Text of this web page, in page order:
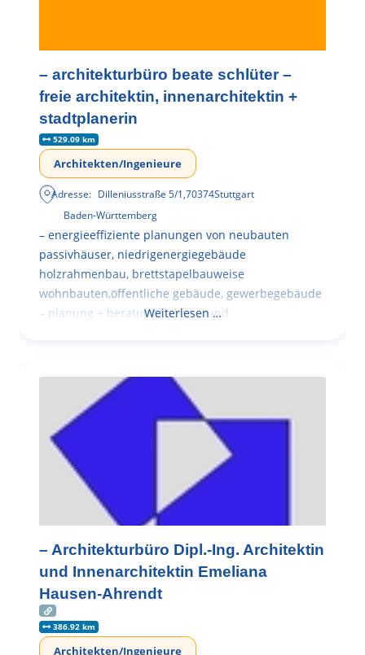
– architekturbüro beate schlüter –
freie architektin, innenarchitektin +
stadtplanerin
529.09 km
Architekten/Ingenieure
Adresse: Dilleniusstraße 5/1,70374Stuttgart
Baden-Württemberg
– energieeffiziente planungen von neubauten
passivhäuser, niedrigenergiegebäude
holzrahmenbau, brettstapelbauweise
wohnbauten,öffentliche gebäude, gewerbegebäude
– planung + beratung bei an – und
Weiterlesen …
– Architekturbüro Dipl.-Ing. Architektin
und Innenarchitektin Emeliana
Hausen-Ahrendt
386.92 km
Architekten/Ingenieure